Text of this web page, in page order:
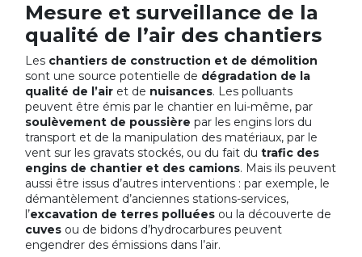
Mesure et surveillance de la
qualité de l’air des chantiers
Les chantiers de construction et de démolition
sont une source potentielle de dégradation de la
qualité de l’air et de nuisances. Les polluants
peuvent être émis par le chantier en lui-même, par
soulèvement de poussière par les engins lors du
transport et de la manipulation des matériaux, par le
vent sur les gravats stockés, ou du fait du trafic des
engins de chantier et des camions. Mais ils peuvent
aussi être issus d’autres interventions : par exemple, le
démantèlement d’anciennes stations-services,
l’excavation de terres polluées ou la découverte de
cuves ou de bidons d’hydrocarbures peuvent
engendrer des émissions dans l’air.